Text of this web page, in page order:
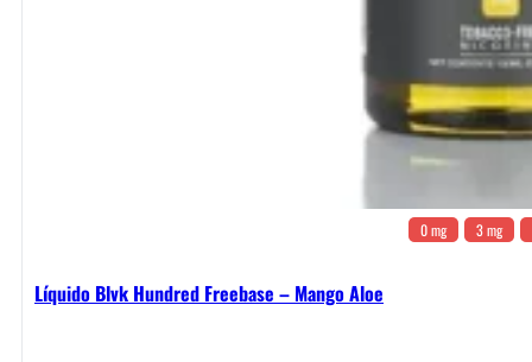
0 mg 3 mg
Líquido Blvk Hundred Freebase – Mango Aloe